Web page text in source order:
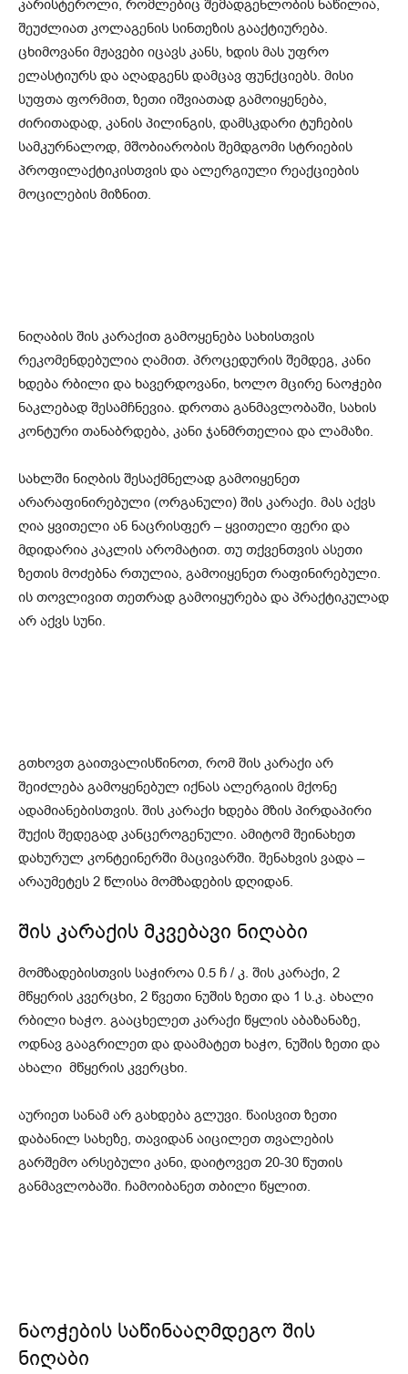
კარისტეროლი, რომლებიც შემადგენლობის ნაწილია,
შეუძლიათ კოლაგენის სინთეზის გააქტიურება.
ცხიმოვანი მჟავები იცავს კანს, ხდის მას უფრო
ელასტიურს და აღადგენს დამცავ ფუნქციებს. მისი
სუფთა ფორმით, ზეთი იშვიათად გამოიყენება,
ძირითადად, კანის პილინგის, დამსკდარი ტუჩების
სამკურნალოდ, მშობიარობის შემდგომი სტრიების
პროფილაქტიკისთვის და ალერგიული რეაქციების
მოცილების მიზნით.
ნიღაბის შის კარაქით გამოყენება სახისთვის
რეკომენდებულია ღამით. პროცედურის შემდეგ, კანი
ხდება რბილი და ხავერდოვანი, ხოლო მცირე ნაოჭები
ნაკლებად შესამჩნევია. დროთა განმავლობაში, სახის
კონტური თანაბრდება, კანი ჯანმრთელია და ლამაზი.
სახლში ნიღბის შესაქმნელად გამოიყენეთ
არარაფინირებული (ორგანული) შის კარაქი. მას აქვს
ღია ყვითელი ან ნაცრისფერ – ყვითელი ფერი და
მდიდარია კაკლის არომატით. თუ თქვენთვის ასეთი
ზეთის მოძებნა რთულია, გამოიყენეთ რაფინირებული.
ის თოვლივით თეთრად გამოიყურება და პრაქტიკულად
არ აქვს სუნი.
გთხოვთ გაითვალისწინოთ, რომ შის კარაქი არ
შეიძლება გამოყენებულ იქნას ალერგიის მქონე
ადამიანებისთვის. შის კარაქი ხდება მზის პირდაპირი
შუქის შედეგად კანცეროგენული. ამიტომ შეინახეთ
დახურულ კონტეინერში მაცივარში. შენახვის ვადა –
არაუმეტეს 2 წლისა მომზადების დღიდან.
შის კარაქის მკვებავი ნიღაბი
მომზადებისთვის საჭიროა 0.5 ჩ / კ. შის კარაქი, 2
მწყერის კვერცხი, 2 წვეთი ნუშის ზეთი და 1 ს.კ. ახალი
რბილი ხაჭო. გააცხელეთ კარაქი წყლის აბაზანაზე,
ოდნავ გააგრილეთ და დაამატეთ ხაჭო, ნუშის ზეთი და
ახალი მწყერის კვერცხი.
აურიეთ სანამ არ გახდება გლუვი. წაისვით ზეთი
დაბანილ სახეზე, თავიდან აიცილეთ თვალების
გარშემო არსებული კანი, დაიტოვეთ 20-30 წუთის
განმავლობაში. ჩამოიბანეთ თბილი წყლით.
ნაოჭების საწინააღმდეგო შის
ნიღაბი